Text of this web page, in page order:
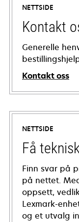
NETTSIDE
Kontakt
Generelle
Kontakt oss
NETTSIDE
Få
Finn svar på
på nettet.
oppsett,
Lexmark-
og et utvalg